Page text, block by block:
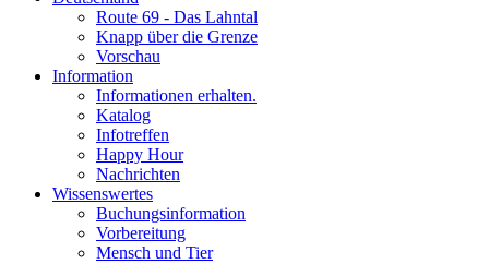
Route 69 - Das Lahntal
Knapp über die Grenze
Vorschau
Information
Informationen erhalten.
Katalog
Infotreffen
Happy Hour
Nachrichten
Wissenswertes
Buchungsinformation
Vorbereitung
Mensch und Tier